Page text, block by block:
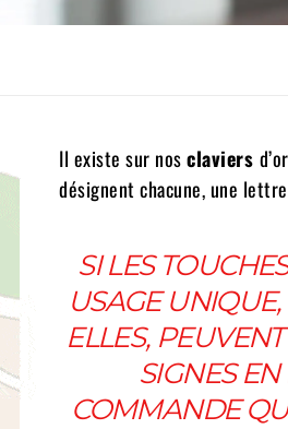
Il existe sur nosclaviers
désignent chacune, une
SI LES
USAGE
ELLES,
SIGNES
COMMANDE